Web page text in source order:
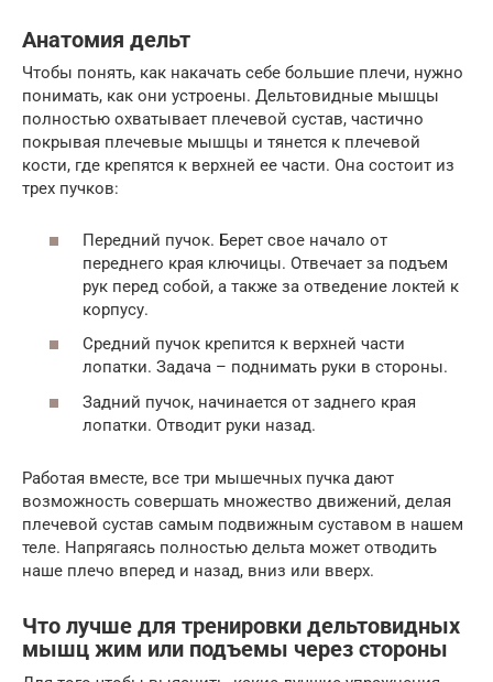
Анатомия дельт
Чтобы понять, как накачать себе большие плечи, нужно
понимать, как они устроены. Дельтовидные мышцы
полностью охватывает плечевой сустав, частично
покрывая плечевые мышцы и тянется к плечевой
кости, где крепятся к верхней ее части. Она состоит из
трех пучков:
Передний пучок. Берет свое начало от
переднего края ключицы. Отвечает за подъем
рук перед собой, а также за отведение локтей к
корпусу.
Средний пучок крепится к верхней части
лопатки. Задача – поднимать руки в стороны.
Задний пучок, начинается от заднего края
лопатки. Отводит руки назад.
Работая вместе, все три мышечных пучка дают
возможность совершать множество движений, делая
плечевой сустав самым подвижным суставом в нашем
теле. Напрягаясь полностью дельта может отводить
наше плечо вперед и назад, вниз или вверх.
Что лучше для тренировки дельтовидных
мышц жим или подъемы через стороны